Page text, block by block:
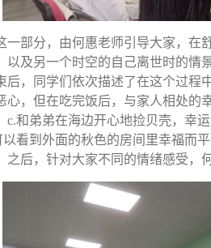
一部分，由何惠老师引导大家，
以及另一个时空的自己离世时的
，同学们依次描述了在这个过
，但在吃完饭后，与家人相处的
和弟弟在海边开心地捡贝壳，幸
看到外面的秋色的房间里幸福而
后，针对大家不同的情绪感受，